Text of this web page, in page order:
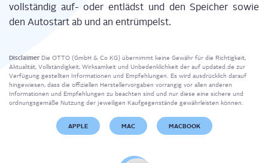
voll­stän­dig auf- oder ent­lädst und den Spei­cher sowie
den Auto­start ab und an ent­rüm­pelst.
Disclaimer Die OTTO (GmbH & Co KG) übernimmt keine Gewähr für die Richtigkeit,
Aktualität, Vollständigkeit, Wirksamkeit und Unbedenklichkeit der auf updated.de zur
Verfügung gestellten Informationen und Empfehlungen. Es wird ausdrücklich darauf
hingewiesen, dass die offiziellen Herstellervorgaben vorrangig vor allen anderen
Informationen und Empfehlungen zu beachten sind und nur diese eine sichere und
ordnungsgemäße Nutzung der jeweiligen Kaufgegenstände gewährleisten können.
APPLE MAC MACBOOK